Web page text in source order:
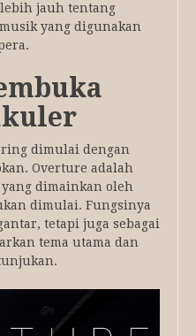
jauh tentang
yang digunakan
dimulai dengan
Overture adalah
dimainkan oleh
dimulai. Fungsinya
tetapi juga sebagai
tema utama dan